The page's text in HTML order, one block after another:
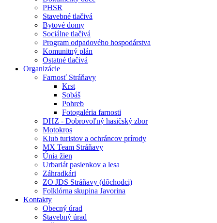
PHSR
Stavebné tlačivá
Bytové domy
Sociálne tlačivá
Program odpadového hospodárstva
Komunitný plán
Ostatné tlačivá
Organizácie
Farnosť Stráňavy
Krst
Sobáš
Pohreb
Fotogaléria farnosti
DHZ - Dobrovoľný hasičský zbor
Motokros
Klub turistov a ochráncov prírody
MX Team Stráňavy
Únia žien
Urbariát pasienkov a lesa
Záhradkári
ZO JDS Stráňavy (dôchodci)
Folklórna skupina Javorina
Kontakty
Obecný úrad
Stavebný úrad